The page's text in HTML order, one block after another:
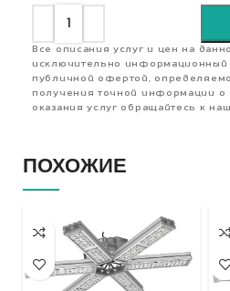
Все описания услуг и цен на
исключительно информационный
публичной офертой,
получения точной информации о
оказания услуг обращайтесь к
ПОХОЖИЕ